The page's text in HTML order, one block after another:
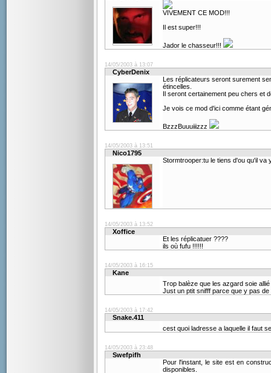
VIVEMENT CE MOD!!!
Il est super!!!
Jador le chasseur!!!
14/05/2003 à 13:07
CyberDenix
Les réplicateurs seront surement
étincelles.
Il seront certainement peu chers et
Je vois ce mod d'ici comme étant
BzzzBuuuiiizzz
14/05/2003 à 13:51
Nico1795
Stormtrooper:tu le tiens d'ou qu'il va
14/05/2003 à 13:52
Xoffice
Et les réplicatuer ????
ils où fufu !!!!!!
14/05/2003 à 16:15
Kane
Trop balèze que les azgard soie
Just un ptit snifff parce que y pas
14/05/2003 à 17:42
Snake.411
cest quoi ladresse a laquelle il faut
14/05/2003 à 23:48
Swefpifh
Pour l'instant, le site est en
disponibles.